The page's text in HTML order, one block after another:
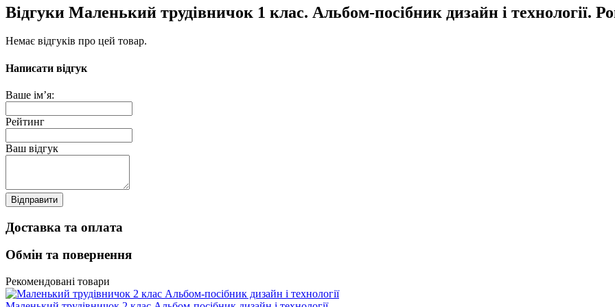
Відгуки Маленький трудівничок 1 клас. Альбом-посібник дизайн і технології.
Немає відгуків про цей товар.
Написати відгук
Ваше ім’я:
Рейтинг
Ваш відгук
Відправити
Доставка та оплата
Обмін та повернення
Рекомендовані товари